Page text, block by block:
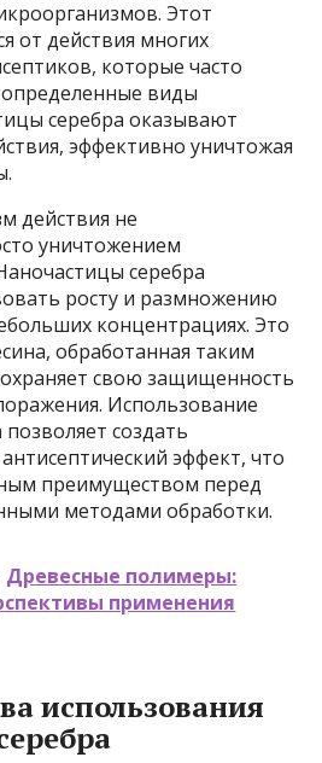
Этот
от действия многих
которые часто
виды
серебра оказывают
эффективно уничтожая
действия не
уничтожением
серебра
росту и размножению
концентрациях. Это
обработанная таким
свою защищенность
Использование
создать
эффект, что
преимуществом перед
методами обработки.
Древесные полимеры:
применения
использования